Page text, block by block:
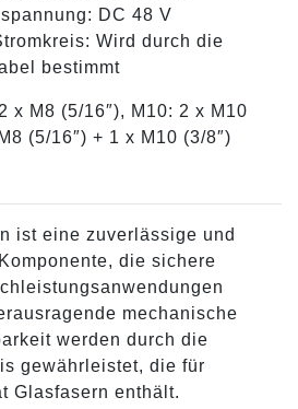
DC 48 V
Wird durch die
bestimmt
x M8 (5/16″), M10: 2 x M10
(5/16″) + 1 x M10 (3/8″)
ist eine zuverlässige und
die sichere
mechanische
werden durch die
gewährleistet, die für
Glasfasern enthält.